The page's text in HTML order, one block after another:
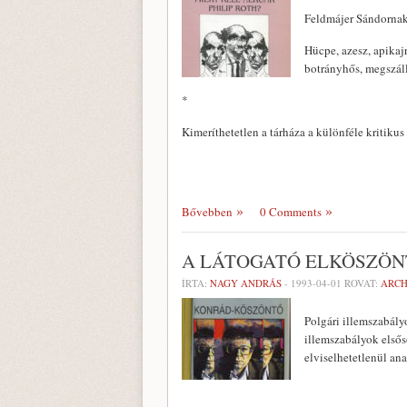
Feldmájer
Hücpe, azesz,
botrányhős,
*
Kimeríthetetlen a tárháza a különféle
Bővebben 0 Comments
A LÁTOGATÓ
ÍRTA: NAGY ANDRÁS - 1993-04-01 ROVAT:
Polgári
illemszabályok
elviselhetetlenül